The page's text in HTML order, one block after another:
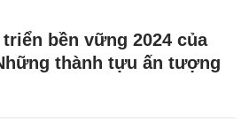
bền vững 2024 của
thành tựu ấn tượng